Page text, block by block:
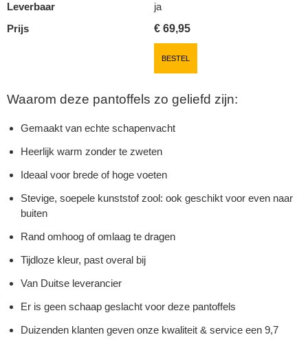
Leverbaar
ja
Prijs
€ 69,95
BESTEL
Waarom deze pantoffels zo geliefd zijn:
Gemaakt van echte schapenvacht
Heerlijk warm zonder te zweten
Ideaal voor brede of hoge voeten
Stevige, soepele kunststof zool: ook geschikt voor even naar
buiten
Rand omhoog of omlaag te dragen
Tijdloze kleur, past overal bij
Van Duitse leverancier
Er is geen schaap geslacht voor deze pantoffels
Duizenden klanten geven onze kwaliteit & service een 9,7